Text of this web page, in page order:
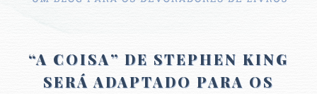
“A COISA” DE STEPHEN KING
SERÁ ADAPTADO PARA OS